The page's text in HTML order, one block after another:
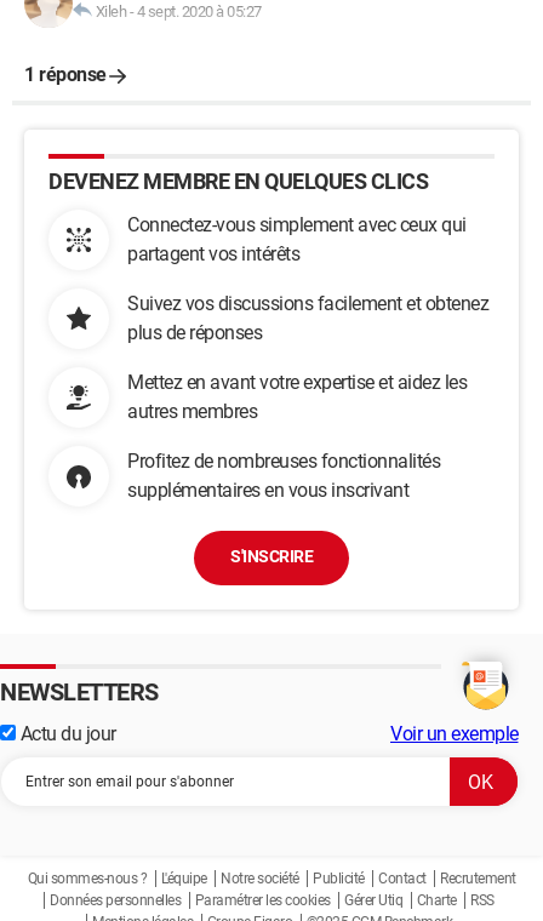
Xileh-4 sept. 2020 à 05:27
1 réponse
DEVENEZ MEMBRE EN QUELQUES CLICS
Connectez-vous simplement avec ceux qui
partagent vos intérêts
Suivez vos discussions facilement et obtenez
plus de réponses
Mettez en avant votre expertise et aidez les
autres membres
Profitez de nombreuses fonctionnalités
supplémentaires en vous inscrivant
S'INSCRIRE
NEWSLETTERS
Actu du jour Voir un exemple
Qui sommes-nous ? L'équipe Notre société Publicité Contact
Recrutement
Données personnelles
Paramétrer les cookies Gérer Utiq Charte
RSS